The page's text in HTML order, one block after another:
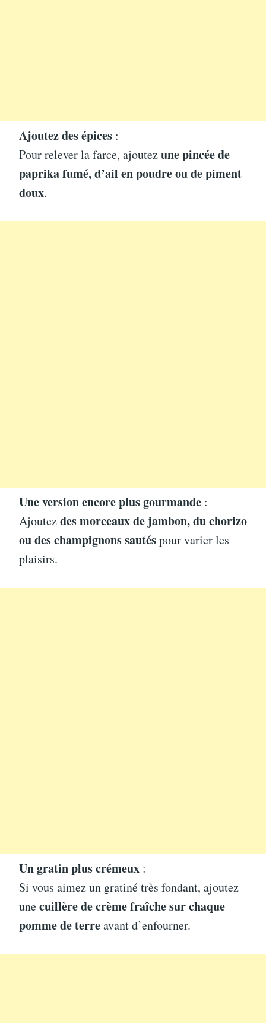
Ajoutez des épices :
Pour relever la farce, ajoutezune pincée de
paprika fumé, d’ail en poudre ou de piment
doux.
Une version encore plus gourmande :
Ajoutezdes morceaux de jambon, du chorizo
ou des champignons sautéspour varier les
plaisirs.
Un gratin plus crémeux :
Si vous aimez un gratiné très fondant, ajoutez
unecuillère de crème fraîche sur chaque
pomme de terreavant d’enfourner.